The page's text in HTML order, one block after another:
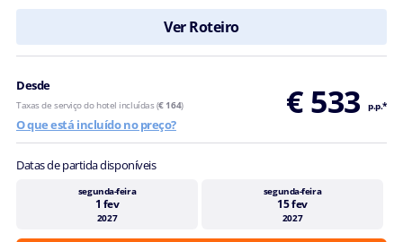
Ver Roteiro
Desde € 533 p.p.*
Taxas de serviço do hotel incluídas (€ 164)
O que está incluído no preço?
Datas de partida disponíveis
segunda-feira
1 fev
2027
segunda-feira
15 fev
2027